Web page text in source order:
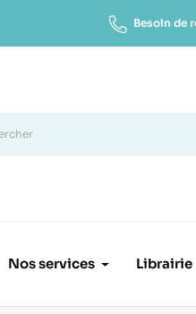
Besoin de
Nos services Librairie